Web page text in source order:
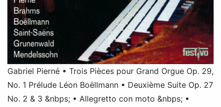
Gabriel Pierné • Trois Pièces pour Grand Orgue Op. 29,
No. 1 Prélude Léon Boëllmann • Deuxième Suite Op. 27
No. 2 & 3 &nbps; • Allegretto con moto &nbps; •